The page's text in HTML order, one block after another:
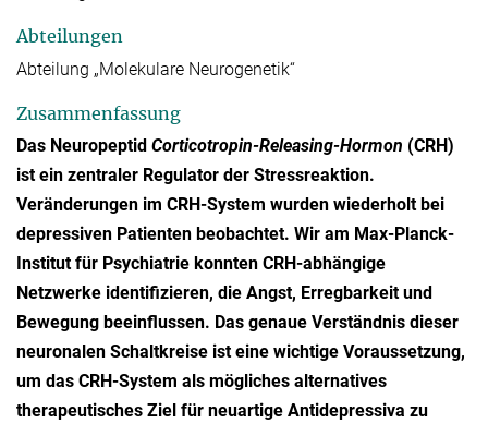
Abteilungen
Abteilung „Molekulare Neurogenetik“
Zusammenfassung
Das Neuropeptid Corticotropin-Releasing-Hormon (CRH)
ist ein zentraler Regulator der Stressreaktion.
Veränderungen im CRH-System wurden wiederholt bei
depressiven Patienten beobachtet. Wir am Max-Planck-
Institut für Psychiatrie konnten CRH-abhängige
Netzwerke identifizieren, die Angst, Erregbarkeit und
Bewegung beeinflussen. Das genaue Verständnis dieser
neuronalen Schaltkreise ist eine wichtige Voraussetzung,
um das CRH-System als mögliches alternatives
therapeutisches Ziel für neuartige Antidepressiva zu